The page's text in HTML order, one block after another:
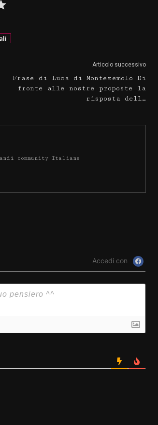
Articolo successivo
Frase di Luca di Montezemolo Di
fronte alle nostre proposte la
risposta dell…
community Italiane
Accedi con